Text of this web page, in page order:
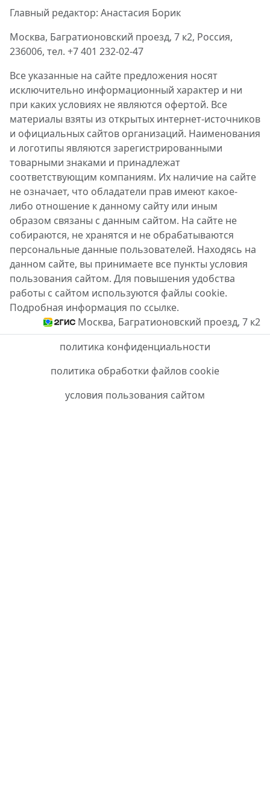
Главный редактор: Анастасия Борик
Москва, Багратионовский проезд, 7 к2, Россия,
236006, тел. +7 401 232-02-47
Все указанные на сайте предложения носят
исключительно информационный характер и ни
при каких условиях не являются офертой. Все
материалы взяты из открытых интернет-источников
и официальных сайтов организаций. Наименования
и логотипы являются зарегистрированными
товарными знаками и принадлежат
соответствующим компаниям. Их наличие на сайте
не означает, что обладатели прав имеют какое-
либо отношение к данному сайту или иным
образом связаны с данным сайтом. На сайте не
собираются, не хранятся и не обрабатываются
персональные данные пользователей. Находясь на
данном сайте, вы принимаете все пункты условия
пользования сайтом. Для повышения удобства
работы с сайтом используются файлы cookie.
Подробная информация по ссылке.
Москва, Багратионовский проезд, 7 к2
политика конфиденциальности
политика обработки файлов cookie
условия пользования сайтом